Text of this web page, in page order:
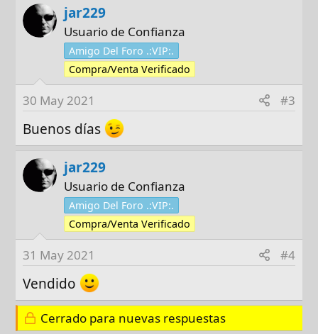
jar229
Usuario de Confianza
Amigo Del Foro .:VIP:.
Compra/Venta Verificado
30 May 2021 #3
Buenos días
jar229
Usuario de Confianza
Amigo Del Foro .:VIP:.
Compra/Venta Verificado
31 May 2021 #4
Vendido
Cerrado para nuevas respuestas